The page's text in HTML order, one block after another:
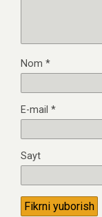
Nom *
E-mail *
Sayt